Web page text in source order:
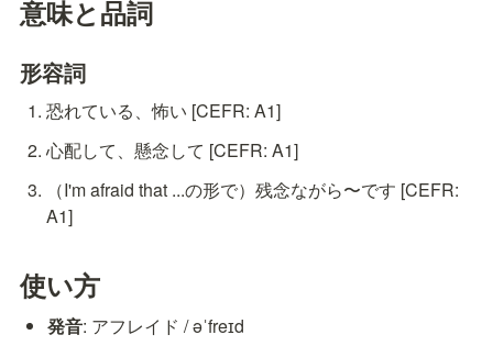
意味と品詞
形容詞
恐れている、怖い [CEFR: A1]
心配して、懸念して [CEFR: A1]
（I'm afraid that ...の形で）残念ながら〜です [CEFR:
A1]
使い方
発音: アフレイド / əˈfreɪd